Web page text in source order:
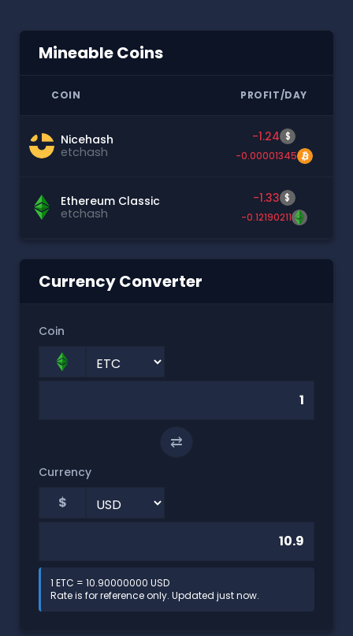
Mineable Coins
COIN PROFIT/DAY
Nicehash
etchash
-1.24 $
-0.00001345
Ethereum Classic
etchash
-1.33 $
-0.12190211
Currency Converter
Coin
⇄
Currency
$
1 ETC = 10.90000000 USD
Rate is for reference only. Updated just now.